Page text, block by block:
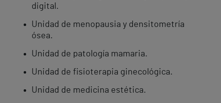
digital.
Unidad de menopausia y densitometría
ósea.
Unidad de patología mamaria.
Unidad de fisioterapia ginecológica.
Unidad de medicina estética.